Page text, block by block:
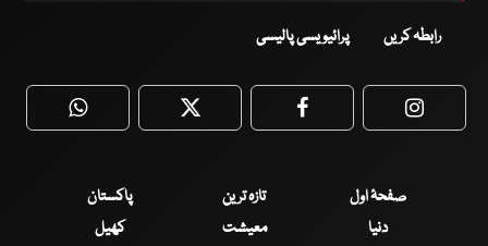
رابطہ کریں پرائیویسی پالیسی
WhatsApp Twitter Facebook
صفحۂ اول تازہ ترین
پاکستان
دنیا
معیشت
کھیل